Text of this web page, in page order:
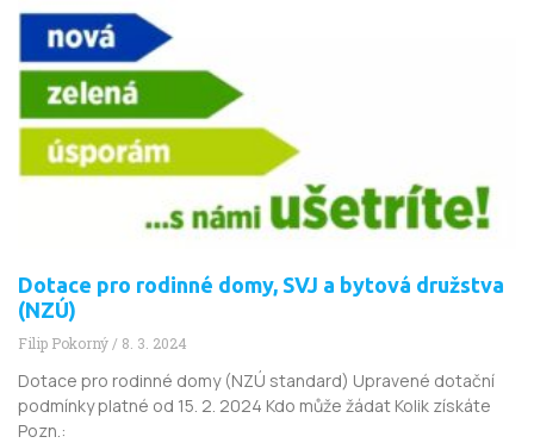
Dotace pro rodinné domy, SVJ a bytová družstva
(NZÚ)
Filip Pokorný 8. 3. 2024
Dotace pro rodinné domy (NZÚ standard) Upravené dotační
podmínky platné od 15. 2. 2024 Kdo může žádat Kolik získáte
Pozn.: